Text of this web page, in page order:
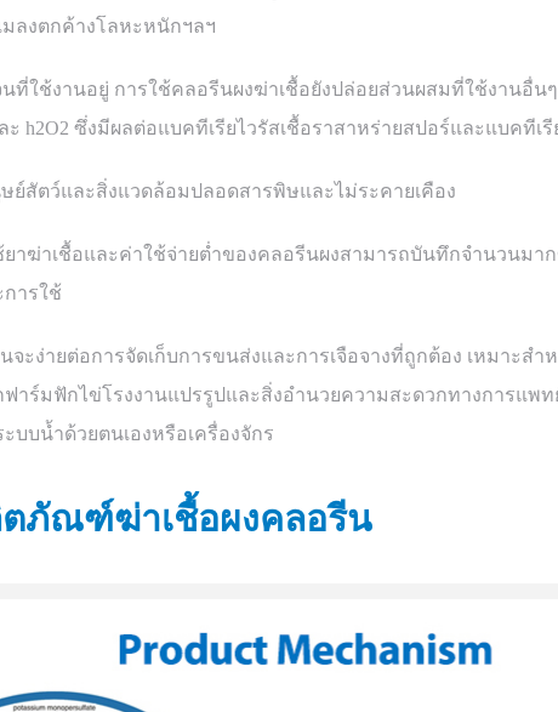
ลงตกค้างโลหะหนักฯลฯ
นที่ใช้งานอยู่ การใช้คลอรีนผงฆ่าเชื้อยังปล่อยส่วนผสมที่ใช้งานอื่นๆ
ะ h2O2 ซึ่งมีผลต่อแบคทีเรียไวรัสเชื้อราสาหร่ายสปอร์และแบคทีเ
ย์สัตว์และสิ่งแวดล้อมปลอดสารพิษและไม่ระคายเคือง
าฆ่าเชื้อและค่าใช้จ่ายต่ำของคลอรีนผงสามารถบันทึกจำนวนมา
การใช้
จะง่ายต่อการจัดเก็บการขนส่งและการเจือจางที่ถูกต้อง เหมาะสำ
าร์มฟักไข่โรงงานแปรรูปและสิ่งอำนวยความสะดวกทางการแพ
บบน้ำด้วยตนเองหรือเครื่องจักร
ตภัณฑ์ฆ่าเชื้อผงคลอรีน